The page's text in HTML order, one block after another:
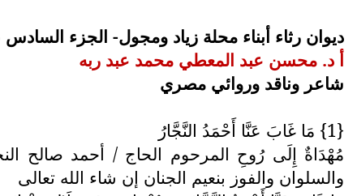
ديوان رثاء أبناء محلة زياد ومجول- الجزء
أ د. محسن عبد المعطي محمد عبد ربه
شاعر وناقد وروائي مصري
{1} مَا غَابَ عَنَّا أَحْمَدُ النَّجَّارُ
مُهْدَاةٌ إِلَى رُوحِ المرحوم الحاج / أحمد صالح
والسلوان والفوز بنعيم الجنان إن شاء الله تعالى